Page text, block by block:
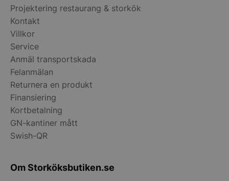
Projektering restaurang & storkök
Kontakt
Villkor
Service
Anmäl transportskada
Felanmälan
Returnera en produkt
Finansiering
Kortbetalning
GN-kantiner mått
Swish-QR
Om Storköksbutiken.se
__lc_cid
__lc_cst
{32}